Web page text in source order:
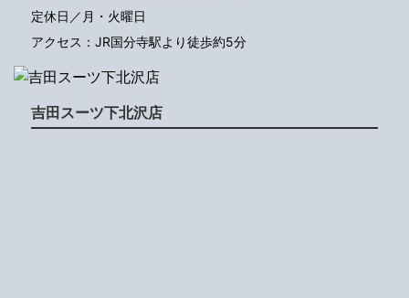
定休日／月・火曜日
アクセス：JR国分寺駅より徒歩約5分
吉田スーツ下北沢店